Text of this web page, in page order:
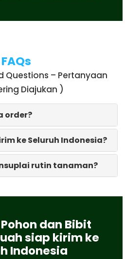
FAQs
Questions – Pertanyaan
Diajukan )
order?
ke Seluruh Indonesia?
rutin tanaman?
dan Bibit
siap kirim ke
Indonesia